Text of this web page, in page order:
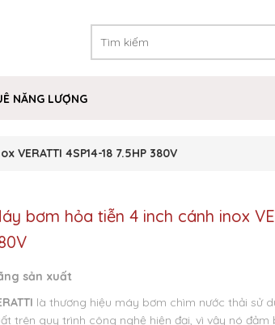
NĂNG LƯỢNG
4SP14-18 7.5HP 380V
bơm hỏa tiễn 4 inch cánh inox
sản xuất
là thương hiệu máy bơm chìm nước thải sử
trên quy trình công nghệ hiện đại, vì vậy nó